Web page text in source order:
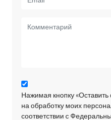
Нажимая кнопку «Оставить
на обработку моих
соответствии с